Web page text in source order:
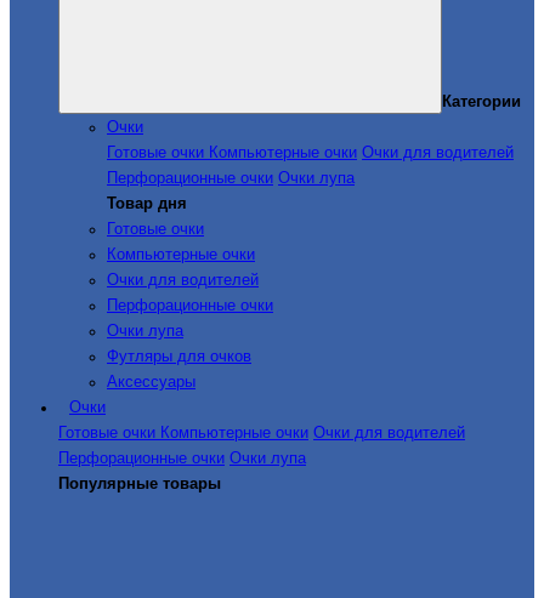
Категории
Очки
Готовые очки Компьютерные очки Очки для водителей
Перфорационные очки Очки лупа
Товар дня
Готовые очки
Компьютерные очки
Очки для водителей
Перфорационные очки
Очки лупа
Футляры для очков
Аксессуары
Очки
Готовые очки Компьютерные очки Очки для водителей
Перфорационные очки Очки лупа
Популярные товары